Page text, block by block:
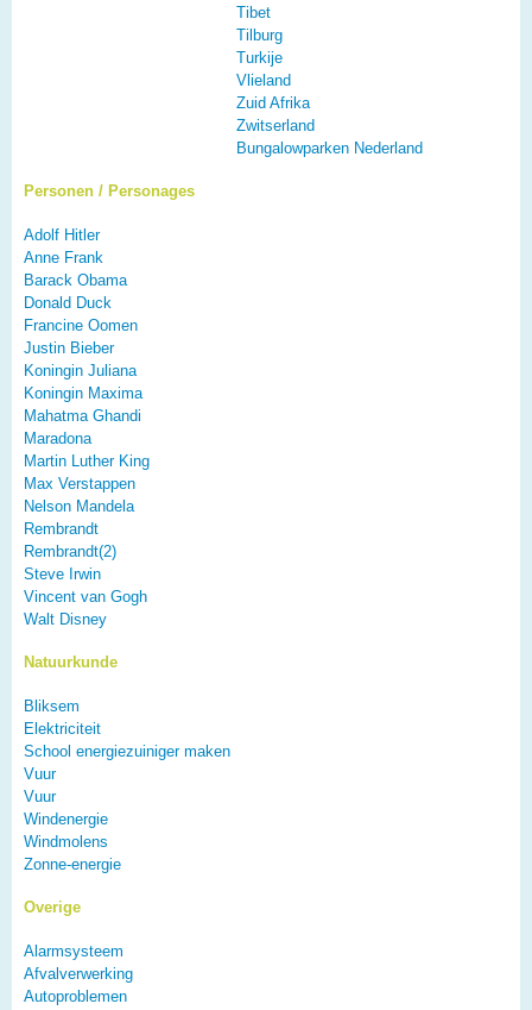
Tibet
Tilburg
Turkije
Vlieland
Zuid Afrika
Zwitserland
Bungalowparken Nederland
Personen / Personages
Adolf Hitler
Anne Frank
Barack Obama
Donald Duck
Francine Oomen
Justin Bieber
Koningin Juliana
Koningin Maxima
Mahatma Ghandi
Maradona
Martin Luther King
Max Verstappen
Nelson Mandela
Rembrandt
Rembrandt(2)
Steve Irwin
Vincent van Gogh
Walt Disney
Natuurkunde
Bliksem
Elektriciteit
School energiezuiniger maken
Vuur
Vuur
Windenergie
Windmolens
Zonne-energie
Overige
Alarmsysteem
Afvalverwerking
Autoproblemen